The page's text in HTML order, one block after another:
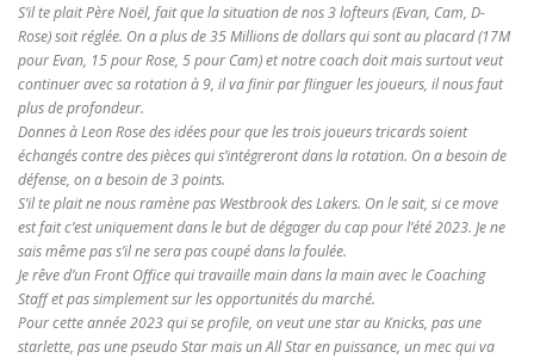
S’il te plait Père Noël, fait que la situation de nos 3 lofteurs (Evan, Cam, D-
Rose) soit réglée. On a plus de 35 Millions de dollars qui sont au placard (17M
pour Evan, 15 pour Rose, 5 pour Cam) et notre coach doit mais surtout veut
continuer avec sa rotation à 9, il va finir par flinguer les joueurs, il nous faut
plus de profondeur.
Donnes à Leon Rose des idées pour que les trois joueurs tricards soient
échangés contre des pièces qui s’intégreront dans la rotation. On a besoin de
défense, on a besoin de 3 points.
S’il te plait ne nous ramène pas Westbrook des Lakers. On le sait, si ce move
est fait c’est uniquement dans le but de dégager du cap pour l’été 2023. Je ne
sais même pas s’il ne sera pas coupé dans la foulée.
Je rêve d’un Front Office qui travaille main dans la main avec le Coaching
Staff et pas simplement sur les opportunités du marché.
Pour cette année 2023 qui se profile, on veut une star au Knicks, pas une
starlette, pas une pseudo Star mais un All Star en puissance, un mec qui va